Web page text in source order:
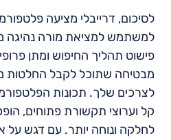
לסיכום, דרייבלי מציעה
למשתמש למציאת מורה נהיגה
פישוט תהליך החיפוש ומתן
מבטיחה שתוכל לקבל החלטות
לצרכים שלך. תכונות
קל וערוצי תקשורת פתוחים,
לחלקה ונוחה יותר. עם דגש על